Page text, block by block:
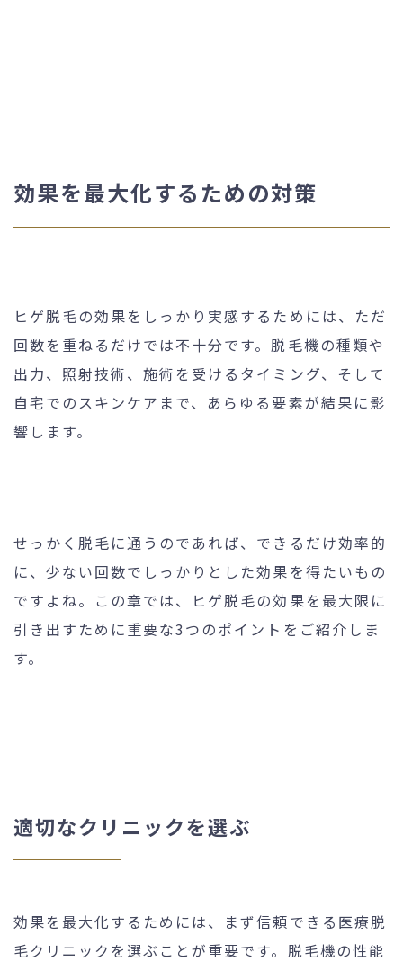
効果を最大化するための対策
ヒゲ脱毛の効果をしっかり実感するためには、ただ
回数を重ねるだけでは不十分です。脱毛機の種類や
出力、照射技術、施術を受けるタイミング、そして
自宅でのスキンケアまで、あらゆる要素が結果に影
響します。
せっかく脱毛に通うのであれば、できるだけ効率的
に、少ない回数でしっかりとした効果を得たいもの
ですよね。この章では、ヒゲ脱毛の効果を最大限に
引き出すために重要な3つのポイントをご紹介しま
す。
適切なクリニックを選ぶ
効果を最大化するためには、まず信頼できる医療脱
毛クリニックを選ぶことが重要です。脱毛機の性能